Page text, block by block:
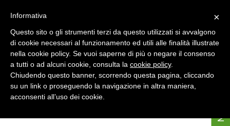
Home Normativa energetica regionale
Umbria
Normativa Vigente
×
Informativa
Questo sito o gli strumenti terzi da questo utilizzati si avvalgono
di cookie necessari al funzionamento ed utili alle finalità illustrate
nella cookie policy. Se vuoi saperne di più o negare il consenso
a tutti o ad alcuni cookie, consulta la cookie policy.
Chiudendo questo banner, scorrendo questa pagina, cliccando
su un link o proseguendo la navigazione in altra maniera,
acconsenti all’uso dei cookie.